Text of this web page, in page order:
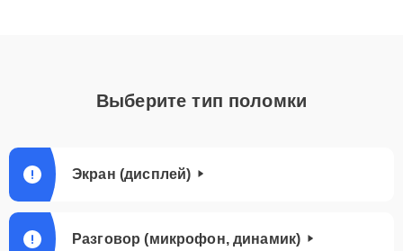
Выберите тип поломки
Экран (дисплей)
Разговор (микрофон, динамик)